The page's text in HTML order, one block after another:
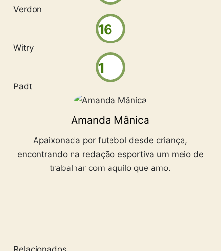
Verdon
16
Witry
1
Padt
Amanda Mânica
Apaixonada por futebol desde criança,
encontrando na redação esportiva um meio de
trabalhar com aquilo que amo.